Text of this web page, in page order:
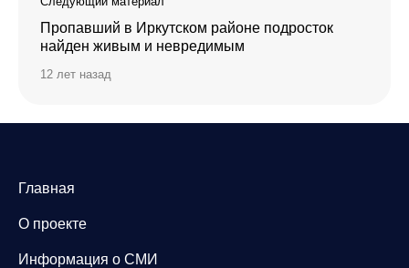
Пропавший в Иркутском районе подросток
найден живым и невредимым
12 лет назад
Главная
О проекте
Информация о СМИ